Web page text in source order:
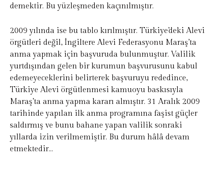
demektir. Bu yüzleşmeden kaçınılmıştır.
2009 yılında ise bu tablo kırılmıştır. Türkiye’deki Alevi
örgütleri değil, İngiltere Alevi Federasyonu Maraş’ta
anma yapmak için başvuruda bulunmuştur. Valilik
yurtdışından gelen bir kurumun başvurusunu kabul
edemeyeceklerini belirterek başvuruyu rededince,
Türkiye Alevi örgütlenmesi kamuoyu baskısıyla
Maraş’ta anma yapma kararı almıştır. 31 Aralık 2009
tarihinde yapılan ilk anma programına faşist güçler
saldırmış ve bunu bahane yapan valilik sonraki
yıllarda izin verilmemiştir. Bu durum hâlâ devam
etmektedir…